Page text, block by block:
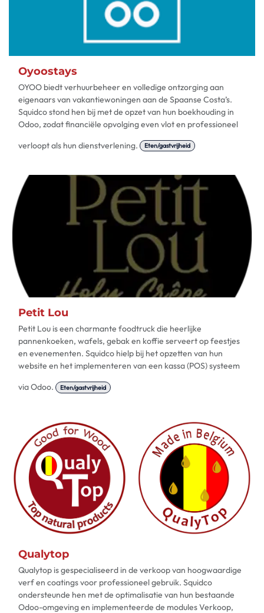
Oyoostays
OYOO biedt verhuurbeheer en volledige ontzorging aan
eigenaars van vakantiewoningen aan de Spaanse Costa’s.
Squidco stond hen bij met de opzet van hun boekhouding in
Odoo, zodat financiële opvolging even vlot en professioneel
verloopt als hun dienstverlening.
Eten/gastvrijheid
Petit Lou
Petit Lou is een charmante foodtruck die heerlijke
pannenkoeken, wafels, gebak en koffie serveert op feestjes
en evenementen. Squidco hielp bij het opzetten van hun
website en het implementeren van een kassa (POS) systeem
via Odoo.
Eten/gastvrijheid
Qualytop
Qualytop is gespecialiseerd in de verkoop van hoogwaardige
verf en coatings voor professioneel gebruik. Squidco
ondersteunde hen met de optimalisatie van hun bestaande
Odoo-omgeving en implementeerde de modules Verkoop,